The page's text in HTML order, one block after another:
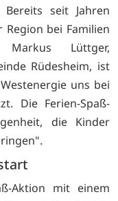
seit Jahren
bei Familien
Markus Lüttger,
Rüdesheim, ist
uns bei
Die Ferien-Spaß-
die Kinder
Aktion mit einem